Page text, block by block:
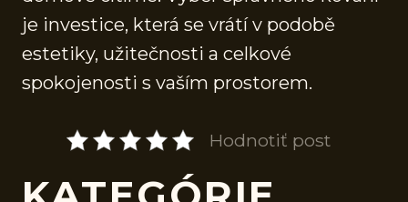
je investice, která se vrátí v podobě
estetiky, užitečnosti a celkové
spokojenosti s vaším prostorem.
Hodnotiť post